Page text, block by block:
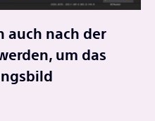
auch nach der
um das